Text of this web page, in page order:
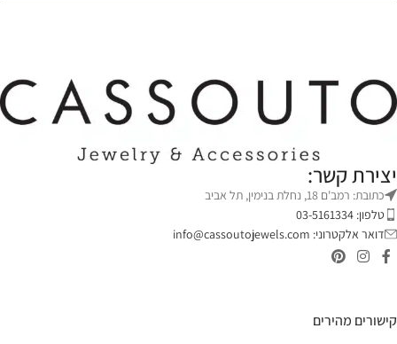
יצירת קשר:
כתובת: רמב'ם 18, נחלת בנימין, תל אביב
טלפון: 03-5161334
דואר אלקטרוני: info@cassoutojewels.com
קישורים מהירים